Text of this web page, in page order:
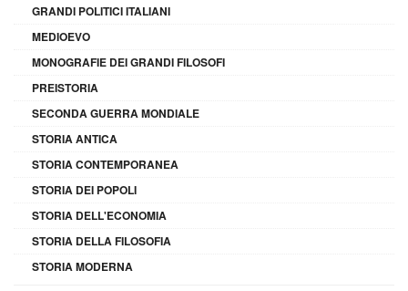
GRANDI POLITICI ITALIANI
MEDIOEVO
MONOGRAFIE DEI GRANDI FILOSOFI
PREISTORIA
SECONDA GUERRA MONDIALE
STORIA ANTICA
STORIA CONTEMPORANEA
STORIA DEI POPOLI
STORIA DELL'ECONOMIA
STORIA DELLA FILOSOFIA
STORIA MODERNA